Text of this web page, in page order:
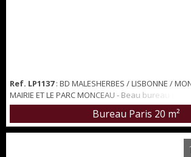
Ref. LP1137: BD MALESHERBES / LISBONNE /
MAIRIE ET LE PARC MONCEAU - Beau bureau
au RDC d'un bel immeuble en pierre de taille de
large cour pavée arborée, Wc, coin cuisine. Beau
990€ HT / mois + 60 € de charges.
Bureau Paris 20 m²